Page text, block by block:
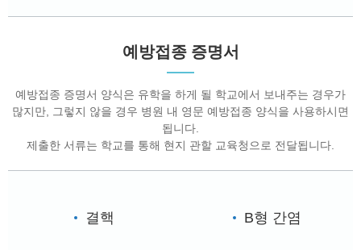
예방접종 증명서
예방접종 증명서 양식은 유학을 하게 될 학교에서 보내주는 경우가
많지만, 그렇지 않을 경우 병원 내 영문 예방접종 양식을 사용하시면
됩니다.
제출한 서류는 학교를 통해 현지 관할 교육청으로 전달됩니다.
결핵 B형 간염